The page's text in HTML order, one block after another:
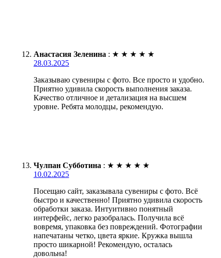
Анастасия Зеленина : ★ ★ ★ ★ ★
28.03.2025
Заказываю сувениры с фото. Все просто и удобно.
Приятно удивила скорость выполнения заказа.
Качество отличное и детализация на высшем
уровне. Ребята молодцы, рекомендую.
Чулпан Субботина : ★ ★ ★ ★ ★
10.02.2025
Посещаю сайт, заказывала сувениры с фото. Всё
быстро и качественно! Приятно удивила скорость
обработки заказа. Интуитивно понятный
интерфейс, легко разобралась. Получила всё
вовремя, упаковка без повреждений. Фотографии
напечатаны четко, цвета яркие. Кружка вышла
просто шикарной! Рекомендую, осталась
довольна!